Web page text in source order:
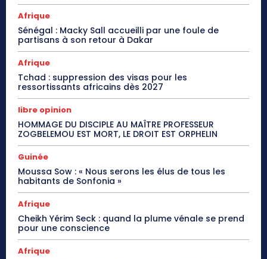
Afrique
Sénégal : Macky Sall accueilli par une foule de
partisans à son retour à Dakar
Afrique
Tchad : suppression des visas pour les
ressortissants africains dès 2027
libre opinion
HOMMAGE DU DISCIPLE AU MAÎTRE PROFESSEUR
ZOGBELEMOU EST MORT, LE DROIT EST ORPHELIN
Guinée
Moussa Sow : « Nous serons les élus de tous les
habitants de Sonfonia »
Afrique
Cheikh Yérim Seck : quand la plume vénale se prend
pour une conscience
Afrique